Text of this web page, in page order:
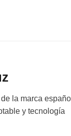
la marca
y tecnología